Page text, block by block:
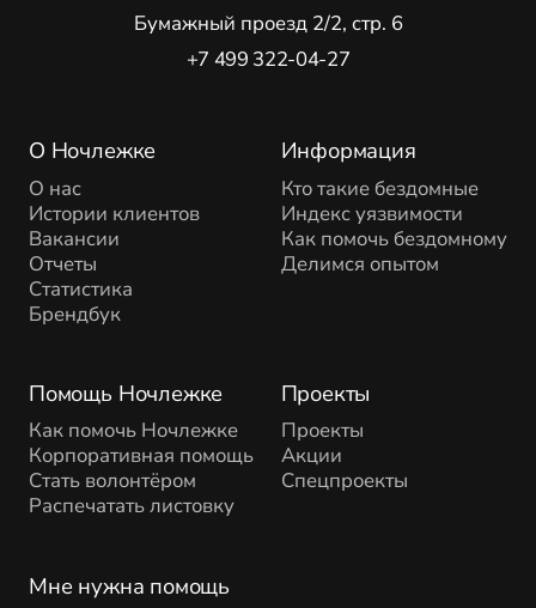
О Ночлежке
О нас
Истории клиентов
Вакансии
Отчеты
Статистика
Брендбук
Помощь Ночлежке
Как помочь Ночлежке
Корпоративная помощь
Стать волонтёром
Распечатать листовку
Проекты
Проекты
Акции
Спецпроекты
Информация
Кто такие бездомные
Индекс уязвимости
Как помочь бездомному
Делимся опытом
Мне нужна помощь
Бумажный проезд 2/2, стр. 6
+7 499 322-04-27